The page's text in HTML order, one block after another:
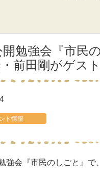
開勉強会『市民
前田剛がゲス
ト情報
強会『市民のしごと』